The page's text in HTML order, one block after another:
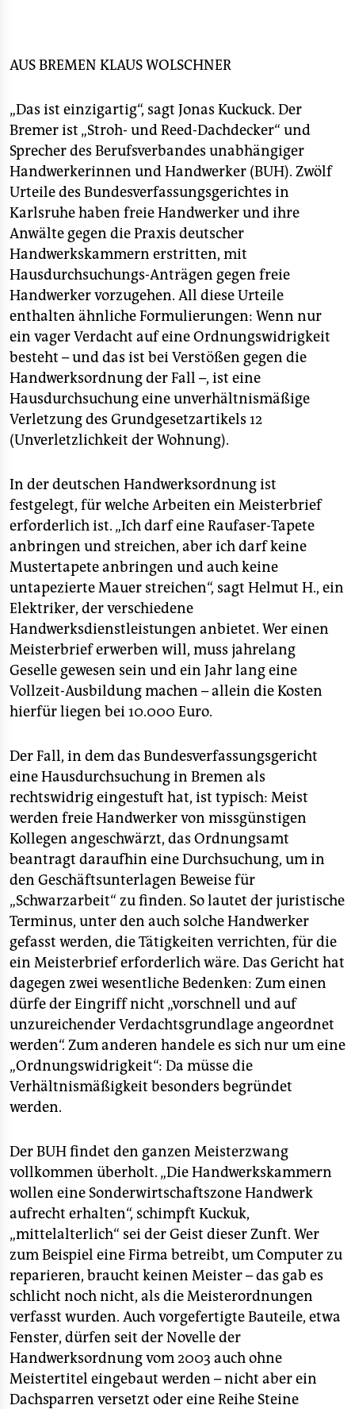
AUS BREMEN KLAUS WOLSCHNER
„Das ist einzigartig“, sagt Jonas Kuckuck. Der
Bremer ist „Stroh- und Reed-Dachdecker“ und
Sprecher des Berufsverbandes unabhängiger
Handwerkerinnen und Handwerker (BUH). Zwölf
Urteile des Bundesverfassungsgerichtes in
Karlsruhe haben freie Handwerker und ihre
Anwälte gegen die Praxis deutscher
Handwerkskammern erstritten, mit
Hausdurchsuchungs-Anträgen gegen freie
Handwerker vorzugehen. All diese Urteile
enthalten ähnliche Formulierungen: Wenn nur
ein vager Verdacht auf eine Ordnungswidrigkeit
besteht – und das ist bei Verstößen gegen die
Handwerksordnung der Fall –, ist eine
Hausdurchsuchung eine unverhältnismäßige
Verletzung des Grundgesetzartikels 12
(Unverletzlichkeit der Wohnung).
In der deutschen Handwerksordnung ist
festgelegt, für welche Arbeiten ein Meisterbrief
erforderlich ist. „Ich darf eine Raufaser-Tapete
anbringen und streichen, aber ich darf keine
Mustertapete anbringen und auch keine
untapezierte Mauer streichen“, sagt Helmut H., ein
Elektriker, der verschiedene
Handwerksdienstleistungen anbietet. Wer einen
Meisterbrief erwerben will, muss jahrelang
Geselle gewesen sein und ein Jahr lang eine
Vollzeit-Ausbildung machen – allein die Kosten
hierfür liegen bei 10.000 Euro.
Der Fall, in dem das Bundesverfassungsgericht
eine Hausdurchsuchung in Bremen als
rechtswidrig eingestuft hat, ist typisch: Meist
werden freie Handwerker von missgünstigen
Kollegen angeschwärzt, das Ordnungsamt
beantragt daraufhin eine Durchsuchung, um in
den Geschäftsunterlagen Beweise für
„Schwarzarbeit“ zu finden. So lautet der juristische
Terminus, unter den auch solche Handwerker
gefasst werden, die Tätigkeiten verrichten, für die
ein Meisterbrief erforderlich wäre. Das Gericht hat
dagegen zwei wesentliche Bedenken: Zum einen
dürfe der Eingriff nicht „vorschnell und auf
unzureichender Verdachtsgrundlage angeordnet
werden“. Zum anderen handele es sich nur um eine
„Ordnungswidrigkeit“: Da müsse die
Verhältnismäßigkeit besonders begründet
werden.
Der BUH findet den ganzen Meisterzwang
vollkommen überholt. „Die Handwerkskammern
wollen eine Sonderwirtschaftszone Handwerk
aufrecht erhalten“, schimpft Kuckuk,
„mittelalterlich“ sei der Geist dieser Zunft. Wer
zum Beispiel eine Firma betreibt, um Computer zu
reparieren, braucht keinen Meister – das gab es
schlicht noch nicht, als die Meisterordnungen
verfasst wurden. Auch vorgefertigte Bauteile, etwa
Fenster, dürfen seit der Novelle der
Handwerksordnung vom 2003 auch ohne
Meistertitel eingebaut werden – nicht aber ein
Dachsparren versetzt oder eine Reihe Steine